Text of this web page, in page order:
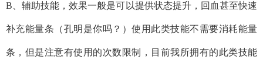
B、辅助技能，效果一般是可以提供状态提升，回血甚至快速
补充能量条（孔明是你吗？）使用此类技能不需要消耗能量
条，但是注意有使用的次数限制，目前我所拥有的此类技能